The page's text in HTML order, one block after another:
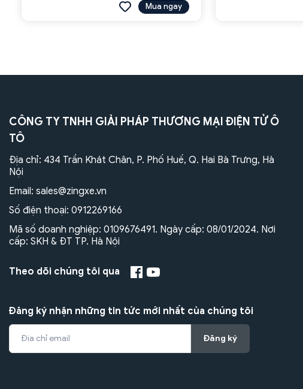
Mua ngay
CÔNG TY TNHH GIẢI PHÁP THƯƠNG MẠI ĐIỆN TỬ Ô
TÔ
Địa chỉ: 434 Trần Khát Chân, P. Phố Huế, Q. Hai Bà Trưng, Hà
Nội
Email: sales@zingxe.vn
Số điện thoại: 0912269166
Mã số doanh nghiệp: 0109676491. Ngày cấp: 08/01/2024. Nơi
cấp: SKH & ĐT TP. Hà Nội
Theo dõi chúng tôi qua
Đăng ký nhận những tin tức mới nhất của chúng tôi
Đăng ký